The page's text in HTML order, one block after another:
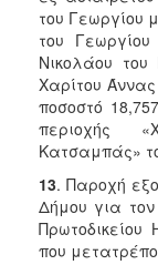
του Γεωργίου
του
Νικολάου
Χαρίτου
ποσοστό
περιοχής
Κατσαμπάς»
13. Παροχή
Δήμου για
που